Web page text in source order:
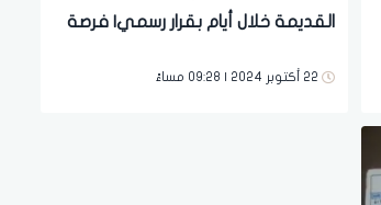
القديمة خلال أيام بقرار رسمي| فرصة
22 أكتوبر 2024 | 09:28 مساءً